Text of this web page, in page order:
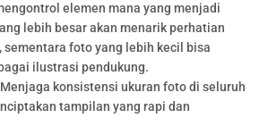
elemen mana yang menjadi
lebih besar akan menarik perhatian
sementara foto yang lebih kecil bisa
ilustrasi pendukung.
Menjaga konsistensi ukuran foto di seluruh
tampilan yang rapi dan